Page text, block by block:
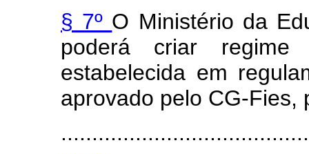
§ 7º O Ministério da
poderá criar
estabelecida em
aprovado pelo CG-Fies,